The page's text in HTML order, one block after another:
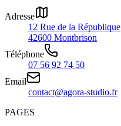
Adresse
12 Rue de la République
42600 Montbrison
Téléphone
07 56 92 74 50
Email
contact@agora-studio.fr
PAGES